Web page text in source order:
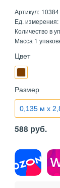
Артикул: 10384
Ед. измерения:
Количество в
Масса 1
Цвет
Размер
0,135 м х
588 руб.